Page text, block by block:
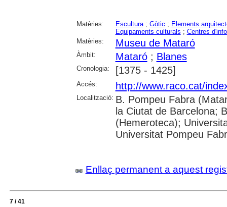
Matèries: Escultura; Gòtic ; Elements
Equipaments culturals ; Centres
Matèries:
Museu de Mataró
Àmbit: Mataró; Blanes
Cronologia: [1375 - 1425]
Accés: http://www.raco.cat/
Localització: B. Pompeu Fabra
la Ciutat de Barcelona;
(Hemeroteca);
Universitat Pompeu
Enllaç permanent a aquest
7 / 41